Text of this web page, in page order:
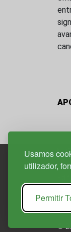
Usamos
utilizador,
Permitir
21
©